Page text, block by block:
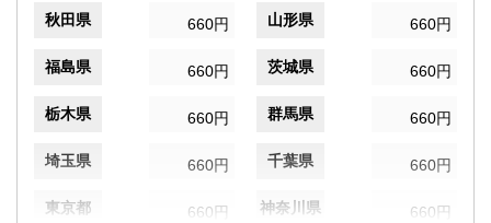
秋田県 660円 山形県 660円
福島県 660円 茨城県 660円
栃木県 660円 群馬県 660円
埼玉県 660円 千葉県 660円
東京都 660円 神奈川県 660円